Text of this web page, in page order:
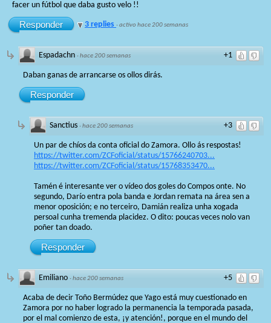
facer un fútbol que daba gusto velo !!
Responder 3 replies ·activo hace 200 semanas
+1
Espadachn ·hace 200 semanas
Daban ganas de arrancarse os ollos dirás.
Responder
+3
Sanctius ·hace 200 semanas
Un par de chíos da conta oficial do Zamora. Ollo ás respostas!
https://twitter.com/ZCFoficial/status/15766240703...
https://twitter.com/ZCFoficial/status/15768353470...
Tamén é interesante ver o vídeo dos goles do Compos onte. No
segundo, Darío entra pola banda e Jordan remata na área sen a
menor oposición; e no terceiro, Damián realiza unha xogada
persoal cunha tremenda placidez. O dito: poucas veces nolo van
poñer tan doado.
Responder
+5
Emiliano ·hace 200 semanas
Acaba de decir Toño Bermúdez que Yago está muy cuestionado en
Zamora por no haber logrado la permanencia la temporada pasada,
por el mal comienzo de esta, ¡y atención!, porque en el mundo del